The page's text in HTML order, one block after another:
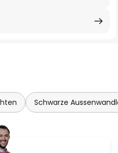
Schwarze